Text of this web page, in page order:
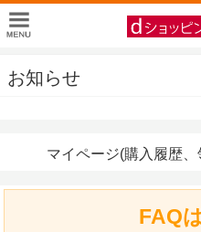
お知らせ
マイページ(購入履歴
FAQ